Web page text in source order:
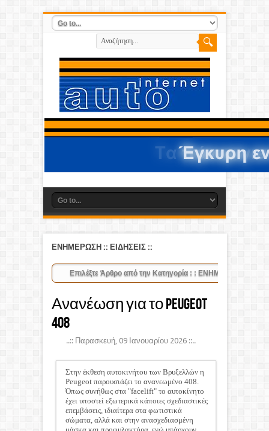
ΕΝΗΜΕΡΩΣΗ :: ΕΙΔΗΣΕΙΣ::
Ανανέωση για το Peugeot
408
..:: Παρασκευή, 09 Ιανουαρίου 2026 ::..
Στην έκθεση αυτοκινήτου των Βρυξελλών η
Peugeot παρουσιάζει το ανανεωμένο 408.
Όπως συνήθως στα "facelift" το αυτοκίνητο
έχει υποστεί εξωτερικά κάποιες σχεδιαστικές
επεμβάσεις, ιδιαίτερα στα φωτιστικά
σώματα, αλλά και στην ανασχεδιασμένη